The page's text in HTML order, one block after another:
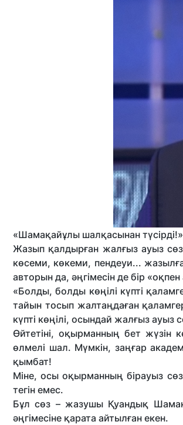
«Шамақайұлы шалқасынан
Жазып қалдырған жалғыз ауыз
көсеми, көкеми, пендеуи...
авторын да, әңгімесін де бір
«Болды, болды көңілі күпті
тайын тосып жалтаңдаған
күпті көңілі, осындай жалғыз
Өйтетіні, оқырманның бет жүзін
өлмелі шал. Мүмкін, заңғар
қымбат!
Міне, осы оқырманның бірауыз
тегін емес.
Бұл сөз – жазушы Қуандық
әңгімесіне қарата айтылған екен.